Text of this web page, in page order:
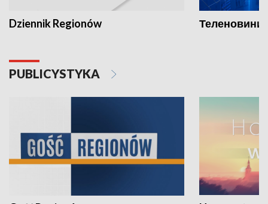
Dziennik Regionów Теленовини
PUBLICYSTYKA